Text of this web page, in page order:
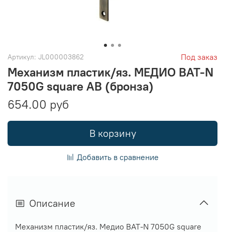
Артикул: JL000003862 Под заказ
Механизм пластик/яз. МЕДИО BAT-N
7050G square AB (бронза)
654.00 руб
В корзину
Добавить в сравнение
Описание
Механизм пластик/яз. Медио BAT-N 7050G square